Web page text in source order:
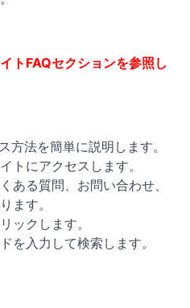
トFAQセクションを参照し
方法を簡単に説明します。
トにアクセスします。
ある質問、お問い合わせ、
ます。
ックします。
を入力して検索します。